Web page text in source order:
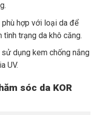
hợp với loại da để
tình trạng da khô căng.
sử dụng kem chống nắng
UV.
sóc da KOR